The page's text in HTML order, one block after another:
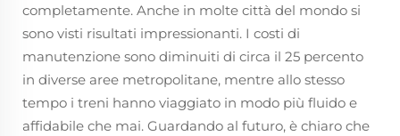
completamente. Anche in molte città del mondo si
sono visti risultati impressionanti. I costi di
manutenzione sono diminuiti di circa il 25 percento
in diverse aree metropolitane, mentre allo stesso
tempo i treni hanno viaggiato in modo più fluido e
affidabile che mai. Guardando al futuro, è chiaro che